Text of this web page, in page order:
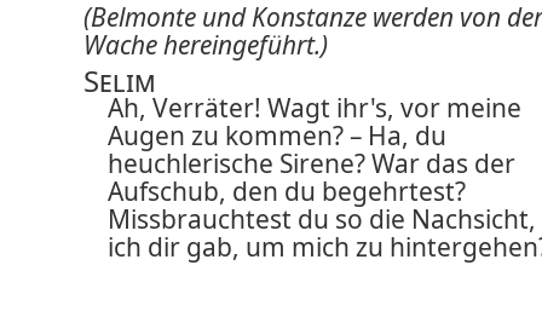
(Belmonte und Konstanze werden von der
Wache hereingeführt.)
Selim
Ah, Verräter! Wagt ihr's, vor meine
Augen zu kommen? – Ha, du
heuchlerische Sirene? War das der
Aufschub, den du begehrtest?
Missbrauchtest du so die
ich dir gab, um mich zu